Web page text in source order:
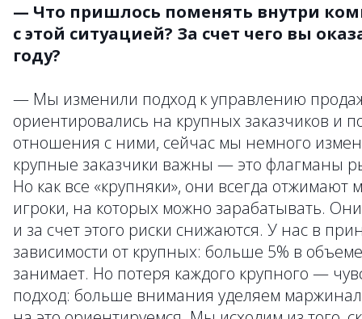
— Что пришлось поменять внутри
с этой ситуацией? За счет чего вы
году?
— Мы изменили подход к управлению
ориентировались на крупных заказчиков и
отношения с ними, сейчас мы немного
крупные заказчики важны — это флагманы
Но как все «крупняки», они всегда отжимают
игроки, на которых можно зарабатывать.
и за счет этого риски снижаются. У нас в
зависимости от крупных: больше 5% в
занимает. Но потеря каждого крупного —
подход: больше внимания уделяем